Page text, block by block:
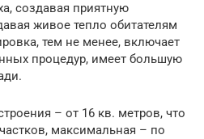
создавая приятную
живое тепло обитателям
тем не менее, включает
процедур, имеет большую
– от 16 кв. метров, что
максимальная – по